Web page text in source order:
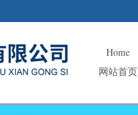
Home
网站首页